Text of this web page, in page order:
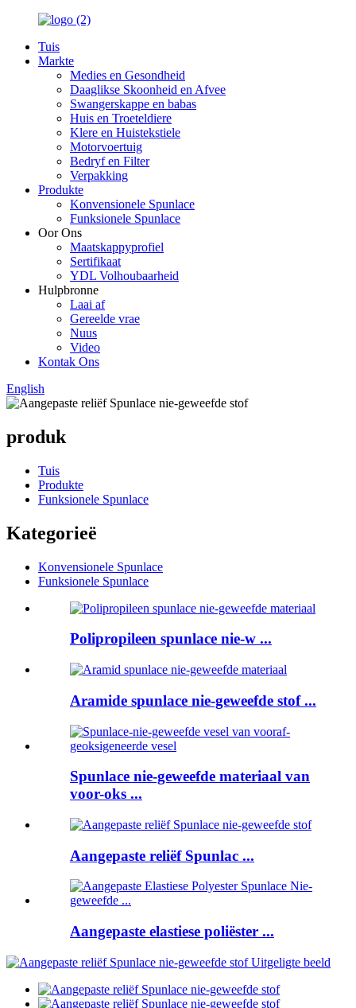
Tuis
Markte
Medies en Gesondheid
Daaglikse Skoonheid en Afvee
Swangerskappe en babas
Huis en Troeteldiere
Klere en Huistekstiele
Motorvoertuig
Bedryf en Filter
Verpakking
Produkte
Konvensionele Spunlace
Funksionele Spunlace
Oor Ons
Maatskappyprofiel
Sertifikaat
YDL Volhoubaarheid
Hulpbronne
Laai af
Gereelde vrae
Nuus
Video
Kontak Ons
English
produk
Tuis
Produkte
Funksionele Spunlace
Kategorieë
Konvensionele Spunlace
Funksionele Spunlace
Polipropileen spunlace nie-w ...
Aramide spunlace nie-geweefde stof ...
Spunlace nie-geweefde materiaal van
voor-oks ...
Aangepaste reliëf Spunlac ...
Aangepaste elastiese poliëster ...